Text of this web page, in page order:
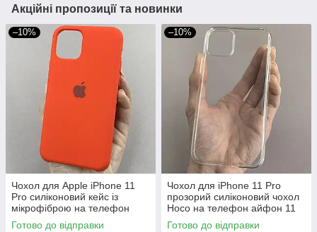
Акційні пропозиції та новинки
–10%
Чохол для Apple iPhone 11
Pro силіконовий кейс із
мікрофіброю на телефон
айфон 11 про червоний slk
Готово до відправки
–10%
Чохол для iPhone 11 Pro
прозорий силіконовий чохол
Hoco на телефон айфон 11
про прозорий
Готово до відправки